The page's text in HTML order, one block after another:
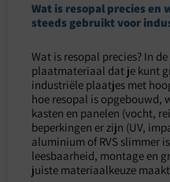
Wat is resopal precies en
steeds gebruikt voor
Wat is resopal precies? In
plaatmateriaal dat je kunt
industriële plaatjes met
hoe resopal is opgebouwd,
kasten en panelen (vocht,
beperkingen er zijn (UV,
aluminium of RVS slimmer
leesbaarheid, montage en
juiste materiaalkeuze